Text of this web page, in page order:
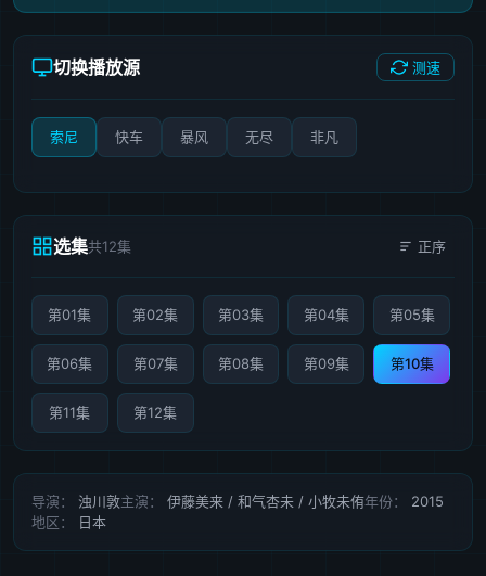
切换播放源 测速
索尼 快车 暴风 无尽 非凡
选集共12集 正序
第01集 第02集 第03集 第04集 第05集
第06集 第07集 第08集 第09集 第10集
第11集 第12集
导演： 浊川敦主演： 伊藤美来 / 和气杏未 / 小牧未侑年份：
2015
地区：
日本